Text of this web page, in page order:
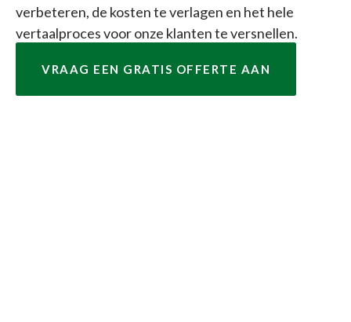
verbeteren, de kosten te verlagen en het hele
vertaalproces voor onze klanten te versnellen.
VRAAG EEN GRATIS OFFERTE AAN